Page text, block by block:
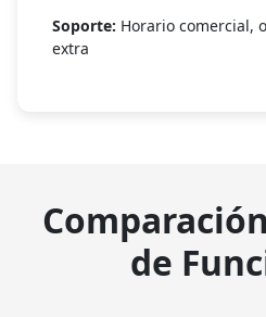
Soporte: Horario comercial,
extra
de